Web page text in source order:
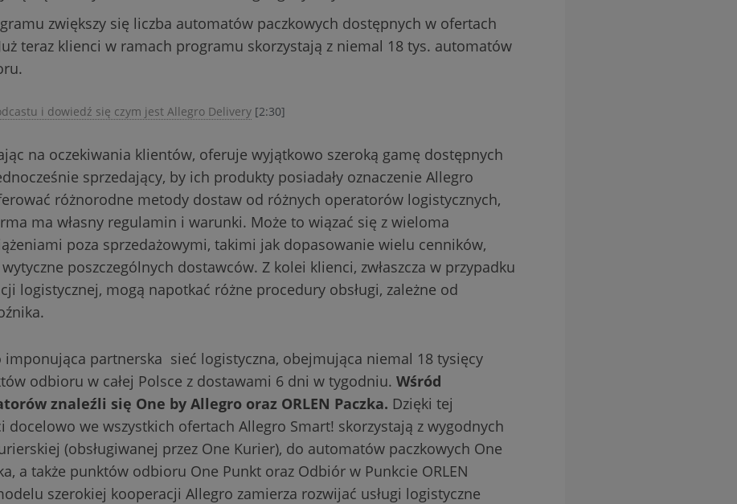
zwiększy się liczba automatów paczkowych dostępnych w ofertach
teraz klienci w ramach programu skorzystają z niemal 18 tys. automatów
i dowiedź się czym jest Allegro Delivery[2:30]
na oczekiwania klientów, oferuje wyjątkowo szeroką gamę dostępnych
sprzedający, by ich produkty posiadały oznaczenie Allegro
różnorodne metody dostaw od różnych operatorów logistycznych,
ma własny regulamin i warunki. Może to wiązać się z wieloma
poza sprzedażowymi, takimi jak dopasowanie wielu cenników,
poszczególnych dostawców. Z kolei klienci, zwłaszcza w przypadku
logistycznej, mogą napotkać różne procedury obsługi, zależne od
imponująca partnerska sieć logistyczna, obejmująca niemal 18 tysięcy
odbioru w całej Polsce z dostawami 6 dni w tygodniu. Wśród
znaleźli się One by Allegro oraz ORLEN Paczka. Dzięki tej
docelowo we wszystkich ofertach Allegro Smart! skorzystają z wygodnych
(obsługiwanej przez One Kurier), do automatów paczkowych One
a także punktów odbioru One Punkt oraz Odbiór w Punkcie ORLEN
szerokiej kooperacji Allegro zamierza rozwijać usługi logistyczne